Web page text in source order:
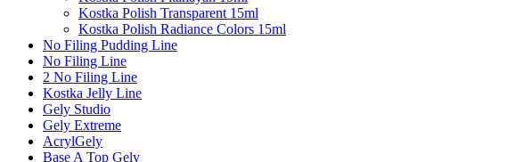
Kostka Polish Transparent 15ml
Kostka Polish Radiance Colors 15ml
No Filing Pudding Line
No Filing Line
2 No Filing Line
Kostka Jelly Line
Gely Studio
Gely Extreme
AcrylGely
Base A Top Gely